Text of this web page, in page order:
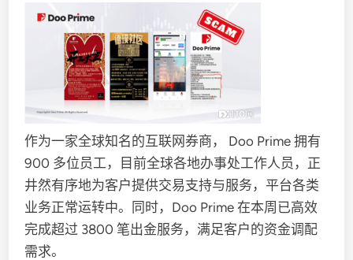
作为一家全球知名的互联网券商， Doo Prime 拥有
900 多位员工，目前全球各地办事处工作人员，正
井然有序地为客户提供交易支持与服务，平台各类
业务正常运转中。同时，Doo Prime 在本周已高效
完成超过 3800 笔出金服务，满足客户的资金调配
需求。